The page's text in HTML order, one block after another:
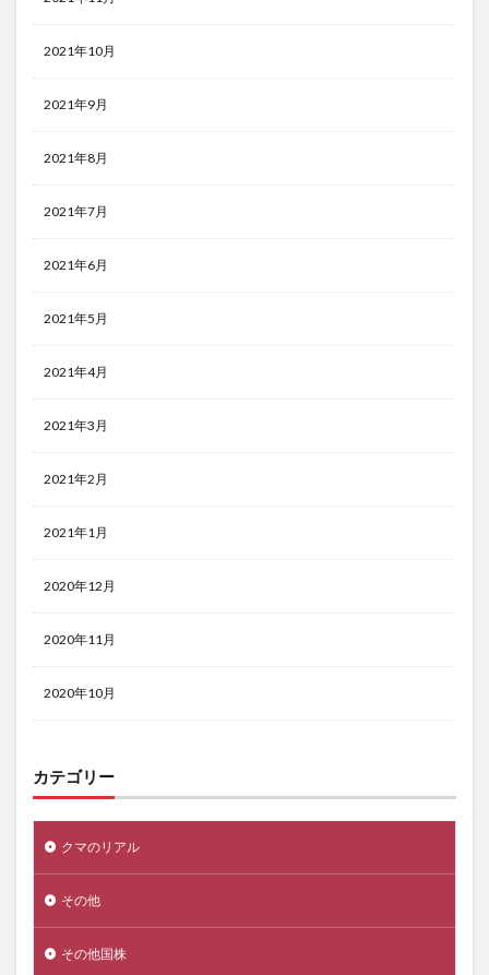
2021年10月
2021年9月
2021年8月
2021年7月
2021年6月
2021年5月
2021年4月
2021年3月
2021年2月
2021年1月
2020年12月
2020年11月
2020年10月
カテゴリー
クマのリアル
その他
その他国株